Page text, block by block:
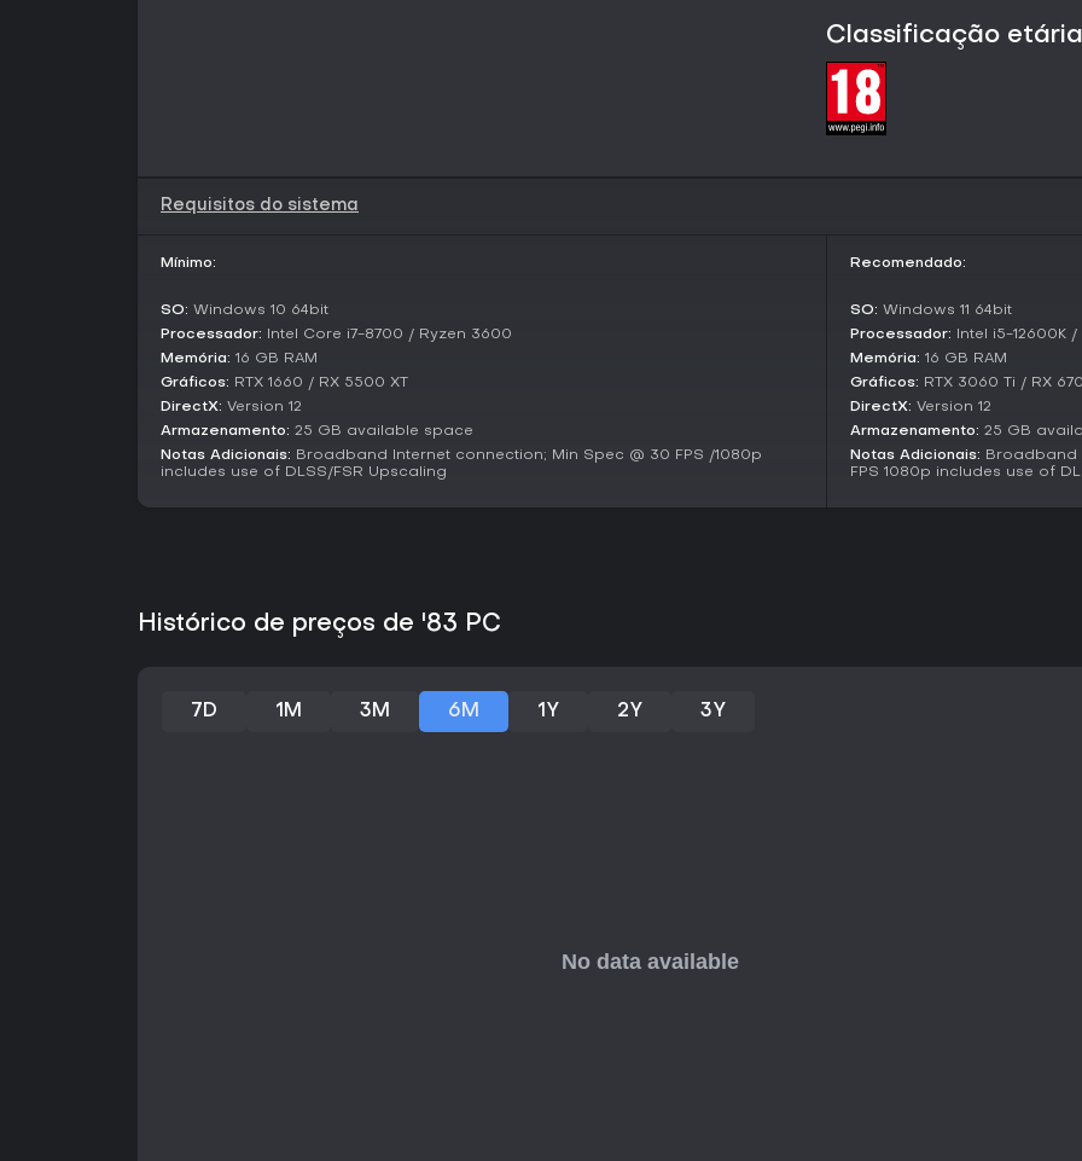
Factions and Mechanics
Escolha entre OTAN ou Pacto
equilibrados que refletem a
acessibilidade e realismo,
mapas, incorporando
Vale a pena jogar?
Para quem curte shooters
de heróis solitários, '83 é uma
linhagem, apesar de alguns
pouco tempo, já que evita
gosta de conflitos multiplayer
Classificação etária
Requisitos do sistema
Mínimo:
SO: Windows 10 64bit
Processador: Intel Core i7-8700 / Ryzen 3600
Memória: 16 GB RAM
Gráficos: RTX 1660 / RX 5500 XT
DirectX: Version 12
Armazenamento: 25 GB available space
Notas Adicionais: Broadband Internet connection; Min Spec @ 30 FPS /1080p
includes use of DLSS/FSR Upscaling
Recomendado:
SO: Windows 11 64bit
Processador: Intel i5-12600K
Memória: 16 GB RAM
Gráficos: RTX 3060 Ti / RX
DirectX: Version 12
Armazenamento: 25 GB
Notas Adicionais: Broadband
FPS 1080p includes use of
Histórico de preços de '83 PC
7D 1M 3M 6M 1Y 2Y 3Y